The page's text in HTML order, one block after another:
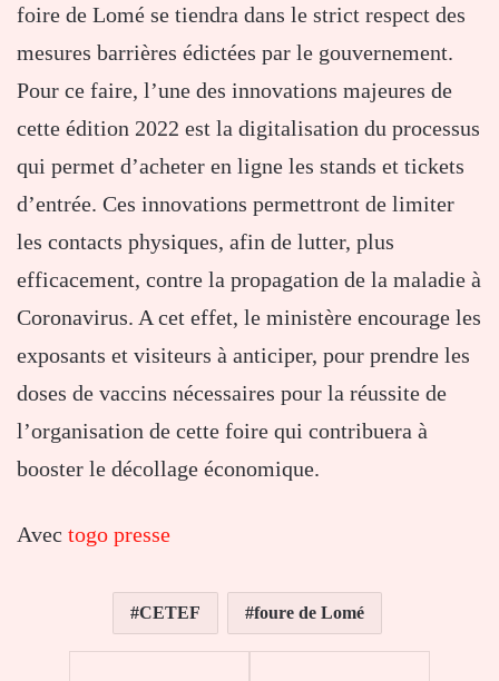
foire de Lomé se tiendra dans le strict respect des
mesures barrières édictées par le gouvernement.
Pour ce faire, l’une des innovations majeures de
cette édition 2022 est la digitalisation du processus
qui permet d’acheter en ligne les stands et tickets
d’entrée. Ces innovations permettront de limiter
les contacts physiques, afin de lutter, plus
efficacement, contre la propagation de la maladie à
Coronavirus. A cet effet, le ministère encourage les
exposants et visiteurs à anticiper, pour prendre les
doses de vaccins nécessaires pour la réussite de
l’organisation de cette foire qui contribuera à
booster le décollage économique.
Avec togo presse
CETEF foure de Lomé